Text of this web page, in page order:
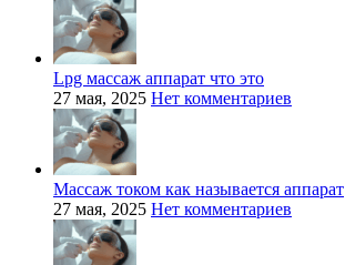
Lpg массаж аппарат что это
27 мая, 2025 Нет комментариев
Массаж током как называется аппарат
27 мая, 2025 Нет комментариев